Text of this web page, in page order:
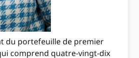
du portefeuille de premier
comprend quatre-vingt-dix